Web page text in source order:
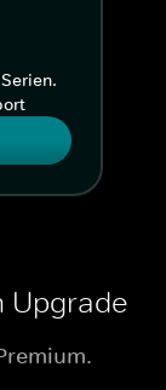
Upgrade